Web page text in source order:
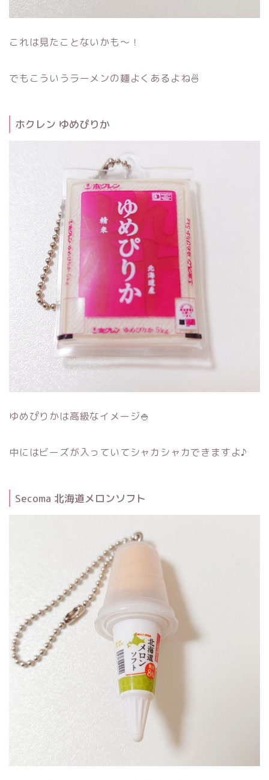
これは見たことないかも～！
でもこういうラーメンの麺よくあるよね🍜
ホクレン ゆめぴりか
ゆめぴりかは高級なイメージ🍚
中にはビーズが入っていてシャカシャカできますよ♪
Secoma 北海道メロンソフト